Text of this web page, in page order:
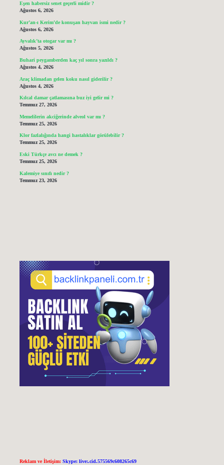
Eşen habersiz senet geçerli midir ?
Ağustos 6, 2026
Kur’an-ı Kerim’de konuşan hayvan ismi nedir ?
Ağustos 6, 2026
Ayvalık’ta otogar var mı ?
Ağustos 5, 2026
Buhari peygamberden kaç yıl sonra yazıldı ?
Ağustos 4, 2026
Araç klimadan gelen koku nasıl giderilir ?
Ağustos 4, 2026
Kılcal damar çatlamasına buz iyi gelir mi ?
Temmuz 27, 2026
Memelilerin akciğerinde alveol var mı ?
Temmuz 25, 2026
Klor fazlalığında hangi hastalıklar görülebilir ?
Temmuz 25, 2026
Eski Türkçe avcı ne demek ?
Temmuz 25, 2026
Kalemiye sınıfı nedir ?
Temmuz 23, 2026
Reklam ve İletişim: Skype: live:.cid.575569c608265c69